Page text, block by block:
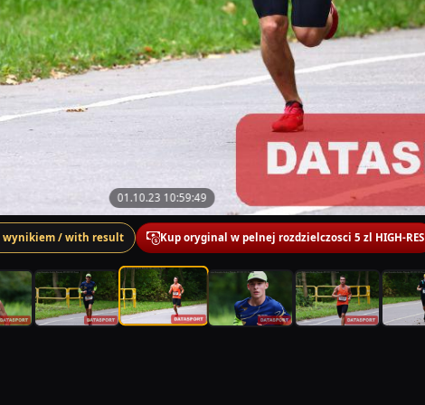
01.10.23 10:59:49
wynikiem / with result Kup oryginal w pelnej rozdzielczosci 5 zl HIGH-RES